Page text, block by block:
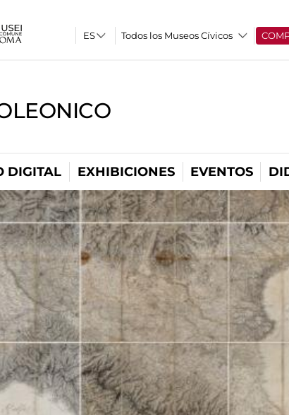
Todos los Museos Cívicos
DIGITAL EXHIBICIONES EVENTOS